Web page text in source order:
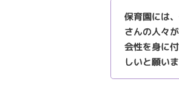
保育園には
さんの人々
会性を身に
しいと願いま